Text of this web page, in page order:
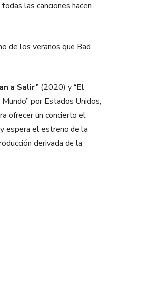
las canciones hacen
de los veranos que Bad
a Salir” (2020) y “El
por Estados Unidos,
ofrecer un concierto el
espera el estreno de la
derivada de la